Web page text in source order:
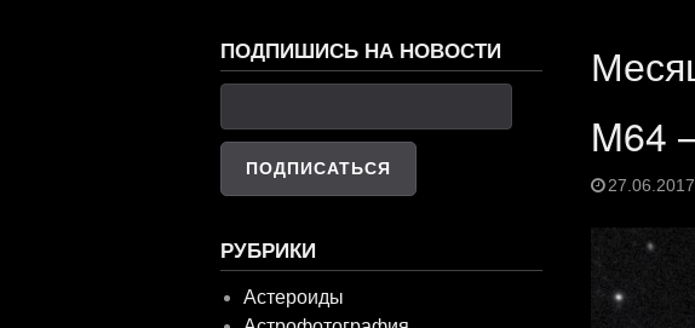
M64
27.06.2017
ПОДПИШИСЬ НА НОВОСТИ
РУБРИКИ
Астероиды